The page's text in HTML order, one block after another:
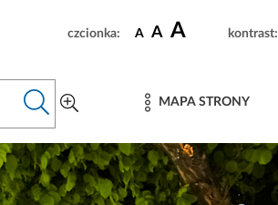
czcionka: A A A kontrast:
MAPA STRONY